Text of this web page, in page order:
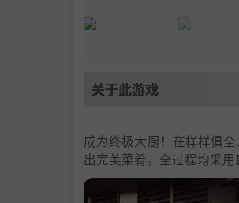
关于此游戏
成为终极大厨！在样样俱
出完美菜肴。全过程均采用